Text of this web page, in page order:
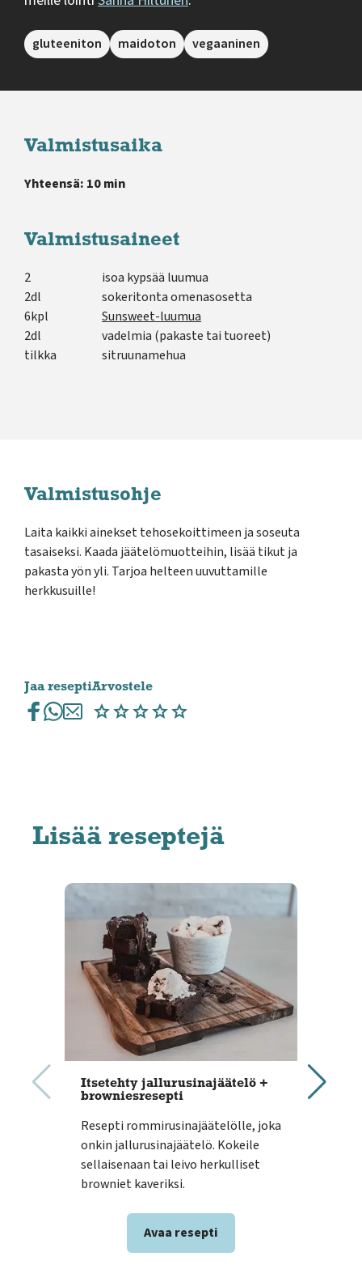
gluteeniton maidoton vegaaninen
Valmistusaika
Yhteensä: 10 min
Valmistusaineet
2
isoa kypsää luumua
2dl
sokeritonta omenasosetta
6kpl
Sunsweet-luumua
2dl
vadelmia (pakaste tai tuoreet)
tilkka
sitruunamehua
Valmistusohje
Laita kaikki ainekset tehosekoittimeen ja soseuta
tasaiseksi. Kaada jäätelömuotteihin, lisää tikut ja
pakasta yön yli. Tarjoa helteen uuvuttamille
herkkusuille!
Jaa reseptiArvostele
Lisää reseptejä
Itsetehty jallurusinajäätelö +
browniesresepti
Resepti rommirusinajäätelölle, joka
onkin jallurusinajäätelö. Kokeile
sellaisenaan tai leivo herkulliset
browniet kaveriksi.
Avaa resepti